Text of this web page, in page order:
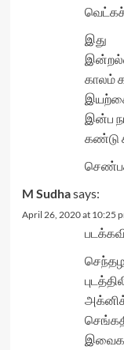
வெட்கச்
இது
காலம்
இன்ப
கண்டு
M Sudhasays:
April 26, 2020 at 10:25